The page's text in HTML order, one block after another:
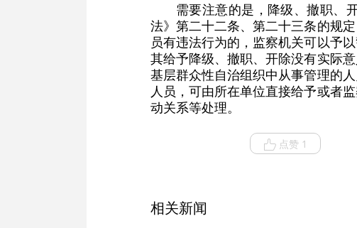
需要注意的是，降级、撤职、
法》第二十二条、第二十三条的规
员有违法行为的，监察机关可以予
其给予降级、撤职、开除没有实际
基层群众性自治组织中从事管理的
人员，可由所在单位直接给予或者
动关系等处理。
点赞 1
相关新闻